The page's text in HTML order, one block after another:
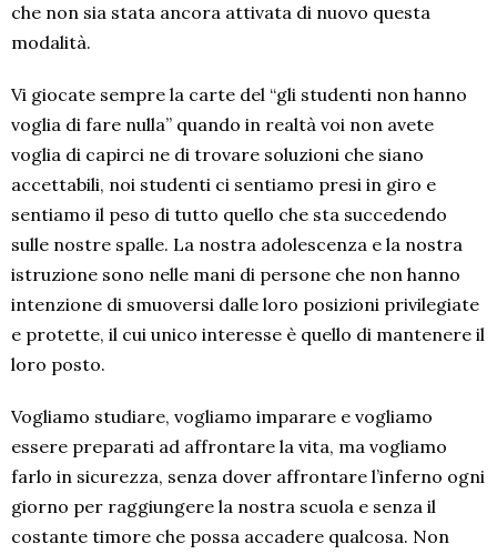
che non sia stata ancora attivata di nuovo questa
modalità.
Vi giocate sempre la carte del “gli studenti non hanno
voglia di fare nulla” quando in realtà voi non avete
voglia di capirci ne di trovare soluzioni che siano
accettabili, noi studenti ci sentiamo presi in giro e
sentiamo il peso di tutto quello che sta succedendo
sulle nostre spalle. La nostra adolescenza e la nostra
istruzione sono nelle mani di persone che non hanno
intenzione di smuoversi dalle loro posizioni privilegiate
e protette, il cui unico interesse è quello di mantenere il
loro posto.
Vogliamo studiare, vogliamo imparare e vogliamo
essere preparati ad affrontare la vita, ma vogliamo
farlo in sicurezza, senza dover affrontare l’inferno ogni
giorno per raggiungere la nostra scuola e senza il
costante timore che possa accadere qualcosa. Non